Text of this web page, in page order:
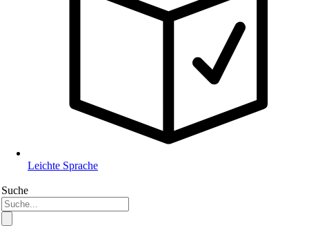
Leichte Sprache
Suche